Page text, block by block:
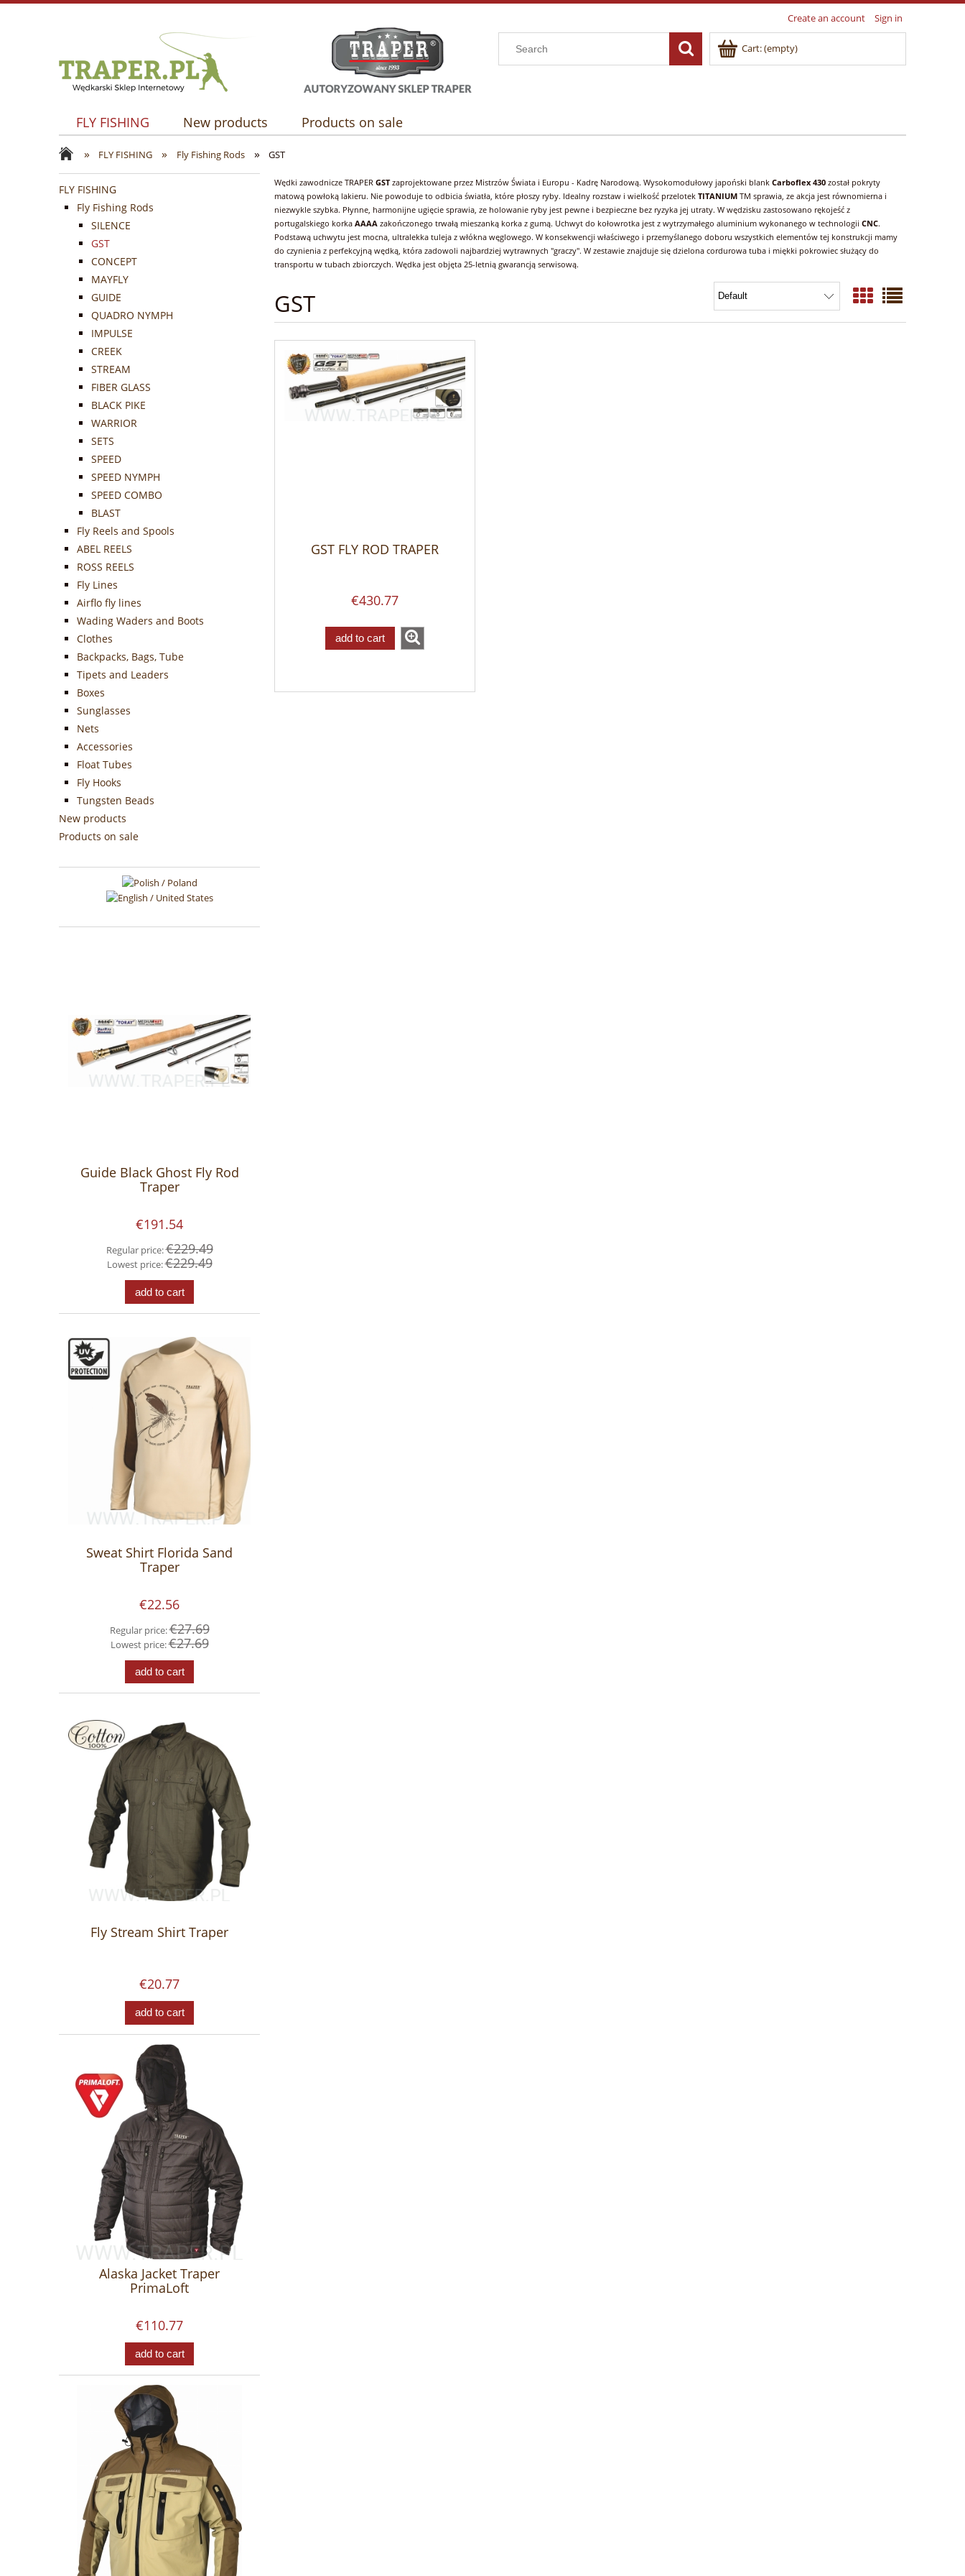
Create an account Sign in
Cart:(empty)
FLY FISHING New products Products on sale
» FLY FISHING » Fly Fishing Rods » GST
FLY FISHING
Fly Fishing Rods
SILENCE
GST
CONCEPT
MAYFLY
GUIDE
QUADRO NYMPH
IMPULSE
CREEK
STREAM
FIBER GLASS
BLACK PIKE
WARRIOR
SETS
SPEED
SPEED NYMPH
SPEED COMBO
BLAST
Fly Reels and Spools
ABEL REELS
ROSS REELS
Fly Lines
Airflo fly lines
Wading Waders and Boots
Clothes
Backpacks, Bags, Tube
Tipets and Leaders
Boxes
Sunglasses
Nets
Accessories
Float Tubes
Fly Hooks
Tungsten Beads
New products
Products on sale
Guide Black Ghost Fly Rod
Traper
€191.54
Regular price:€229.49
Lowest price:€229.49
add to cart
Sweat Shirt Florida Sand
Traper
€22.56
Regular price:€27.69
Lowest price:€27.69
add to cart
Fly Stream Shirt Traper
€20.77
add to cart
Alaska Jacket Traper
PrimaLoft
€110.77
add to cart
Wędki zawodnicze TRAPER GSTzaprojektowane przez Mistrzów Świata i Europu - Kadrę Narodową. Wysokomodułowy japoński blank Carboflex 430 został pokryty
matową powłoką lakieru. Nie powoduje to odbicia światła, które płoszy ryby. Idealny rozstaw i wielkość przelotek TITANIUM TM sprawia, ze akcja jest równomierna i
niezwykle szybka. Płynne, harmonijne ugięcie sprawia, ze holowanie ryby jest pewne i bezpieczne bez ryzyka jej utraty. W wędzisku zastosowano rękojeść z
portugalskiego korka AAAA zakończonego trwałą mieszanką korka z gumą. Uchwyt do kołowrotka jest z wytrzymałego aluminium wykonanego w technologii CNC.
Podstawą uchwytu jest mocna, ultralekka tuleja z włókna węglowego. W konsekwencji właściwego i przemyślanego doboru wszystkich elementów tej konstrukcji mamy
do czynienia z perfekcyjną wędką, która zadowoli najbardziej wytrawnych "graczy". W zestawie znajduje się dzielona cordurowa tuba i miękki pokrowiec służący do
transportu w tubach zbiorczych. Wędka jest objęta 25-letnią gwarancją serwisową.
GST
GST FLY ROD TRAPER
€430.77
add to cart